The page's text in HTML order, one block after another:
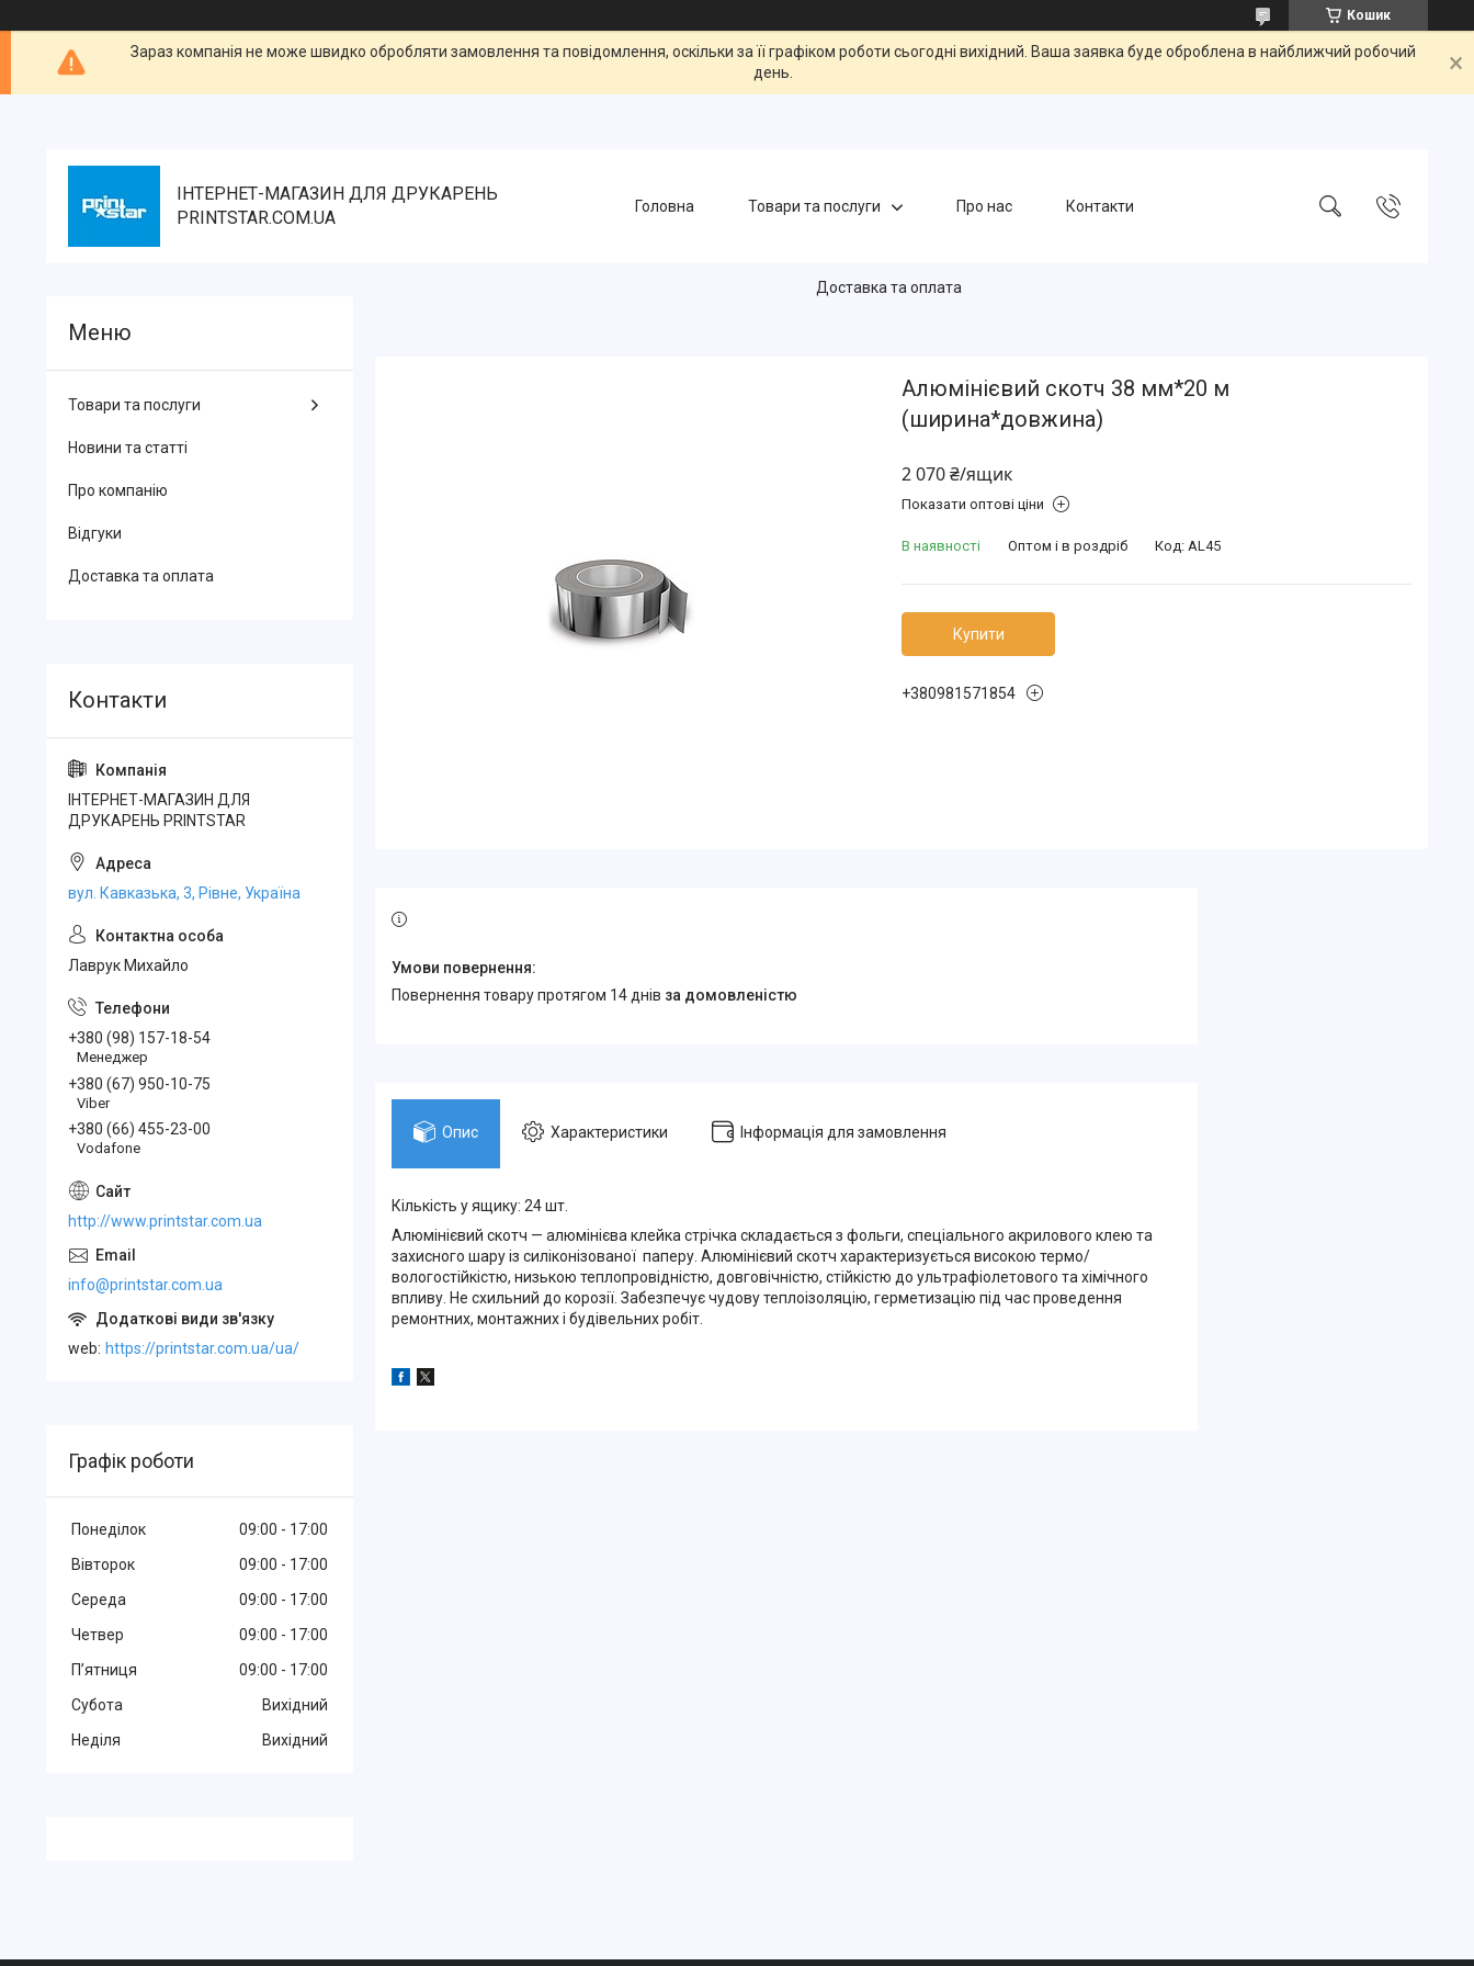
Кошик
Зараз компанія не може швидко обробляти замовлення та повідомлення, оскільки за її графіком роботи сьогодні вихідний. Ваша заявка буде оброблена в найближчий робочий
день.
ІНТЕРНЕТ-МАГАЗИН ДЛЯ ДРУКАРЕНЬ
PRINTSTAR.COM.UA
Головна Товари та послуги Про нас Контакти
Доставка та оплата
Алюмінієвий скотч 38 мм*20 м
(ширина*довжина)
2 070 ₴/ящик
Показати оптові ціни
В наявності Оптом і в роздріб Код: AL45
Купити
+380981571854
повернення товару протягом 14 днів за домовленістю
Опис Характеристики Інформація для замовлення
Кількість у ящику: 24 шт.
Алюмінієвий скотч — алюмінієва клейка стрічка складається з фольги, спеціального акрилового клею та
захисного шару із силіконізованої паперу. Алюмінієвий скотч характеризується високою термо/
вологостійкістю, низькою теплопровідністю, довговічністю, стійкістю до ультрафіолетового та хімічного
впливу. Не схильний до корозії. Забезпечує чудову теплоізоляцію, герметизацію під час проведення
ремонтних, монтажних і будівельних робіт.
Товари та послуги
Новини та статті
Про компанію
Відгуки
Доставка та оплата
ІНТЕРНЕТ-МАГАЗИН ДЛЯ
ДРУКАРЕНЬ PRINTSTAR
вул. Кавказька, 3, Рівне, Україна
Лаврук Михайло
+380 (98) 157-18-54
Менеджер
+380 (67) 950-10-75
Viber
+380 (66) 455-23-00
Vodafone
http://www.printstar.com.ua
info@printstar.com.ua
web https://printstar.com.ua/ua/
Графік роботи
Понеділок 09:00
17:00
Вівторок
09:00
17:00
Середа
09:00
17:00
Четвер
09:00
17:00
Пʼятниця
09:00
17:00
Субота
Вихідний
Неділя
Вихідний